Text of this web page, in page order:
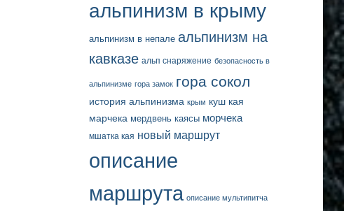
альпинизм в крыму
альпинизм в непале альпинизм на
кавказе альп снаряжение безопасность в
альпинизме гора замок гора сокол
история альпинизма крым куш кая
марчека мердвень каясы морчека
мшатка кая новый маршрут
описание
маршрута описание мультипитча